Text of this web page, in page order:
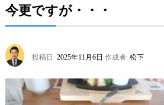
焼
今更ですが・・・
投稿日: 2025年11月6日 作成者: 松下